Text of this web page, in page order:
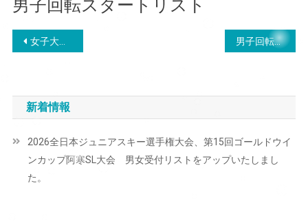
男子回転スタートリスト
投
ナ
ビ
ゲ
ー
女子大回転リザルト 男子回転２本目スタートリスト
新着情報
2026全日本ジュニアスキー選手権大会、第15回ゴールドウイ
ンカップ阿寒SL大会 男女受付リストをアップいたしまし
た。